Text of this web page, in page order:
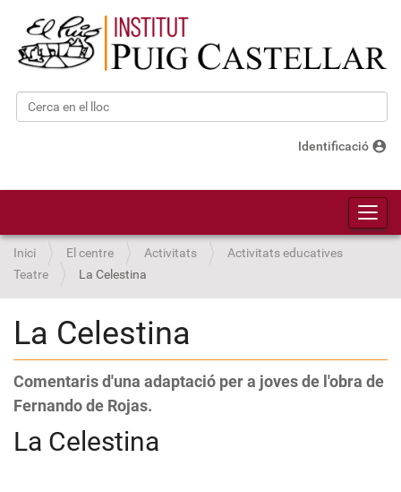
Cerca
Identificació account_circle
Inici El centre Activitats
Activitats educatives
Teatre
La Celestina
La Celestina
Comentaris d'una adaptació per a joves de l'obra de
Fernando de Rojas.
La Celestina